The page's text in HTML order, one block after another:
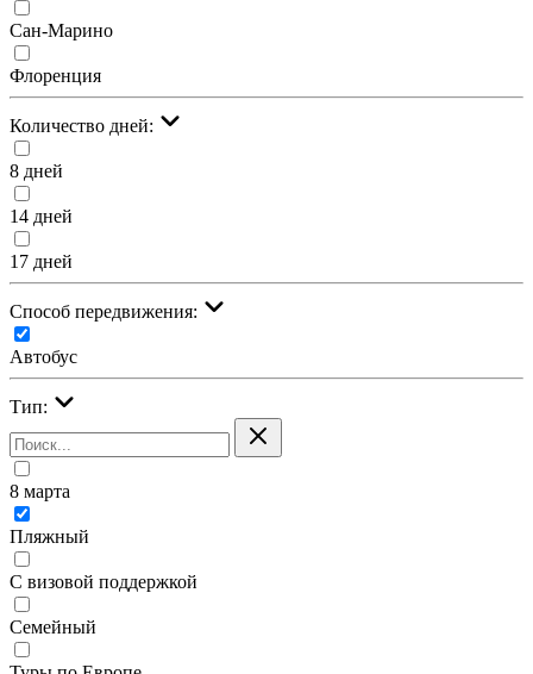
Сан-Марино
Флоренция
Количество дней:
8 дней
14 дней
17 дней
Cпособ передвижения:
Автобус
Тип:
8 марта
Пляжный
С визовой поддержкой
Семейный